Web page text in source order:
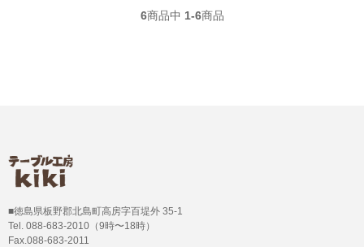
6商品中 1-6商品
■徳島県板野郡北島町高房字百堤外 35-1
Tel. 088-683-2010（9時〜18時）
Fax.088-683-2011